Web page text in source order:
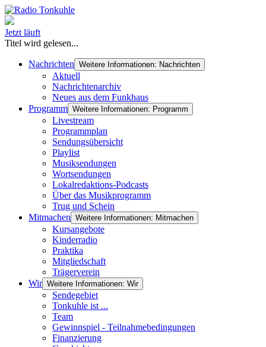
Jetzt läuft
Titel wird gelesen...
Nachrichten Weitere Informationen: Nachrichten
Aktuell
Nachrichtenarchiv
Neues aus dem Funkhaus
Programm Weitere Informationen: Programm
Livestream
Programmplan
Sendungsübersicht
Playlist
Musiksendungen
Wortsendungen
Lokalredaktions-Podcasts
Über das Musikprogramm
Trug und Schein
Mitmachen Weitere Informationen: Mitmachen
Kursangebote
Kinderradio
Praktika
Mitgliedschaft
Trägerverein
Wir Weitere Informationen: Wir
Sendegebiet
Tonkuhle ist ...
Team
Gewinnspiel - Teilnahmebedingungen
Finanzierung